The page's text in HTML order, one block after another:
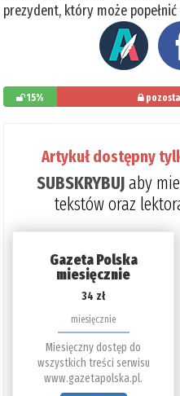
prezydent, który może
15%
Artykuł dostępny
SUBSKRYBUJaby
tekstów oraz
Gazeta Polska
miesięcznie
34 zł
miesięcznie
Miesięczny dostęp do
wszystkich treści serwisu
www.gazetapolska.pl.